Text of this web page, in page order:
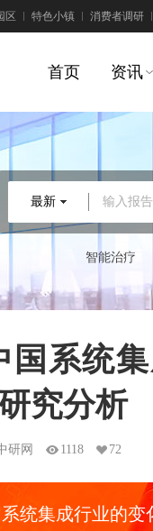
区 特色小镇 消费者调研
首页 资讯
输入报
最新
智能治疗
国系统
究分析
研网 1118 72
统集成行业的变